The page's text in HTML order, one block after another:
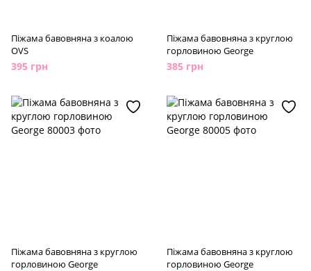
Піжама бавовняна з коалою
OVS
395 грн
Піжама бавовняна з круглою
горловиною George
385 грн
Піжама бавовняна з круглою
горловиною George
Піжама бавовняна з круглою
горловиною George